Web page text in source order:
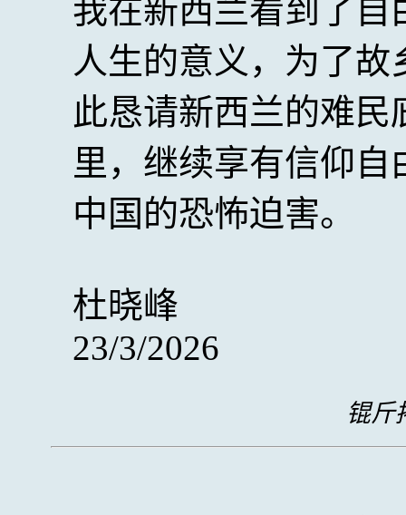
我在新西兰看到了
人生的意义，为了
此恳请新西兰的难
里，继续享有信仰
中国的恐怖迫害。
杜晓峰
23/3/2026
锟斤